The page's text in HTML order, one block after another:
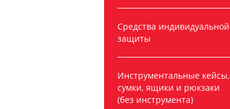
Средства индивидуальной
защиты
Инструментальные кейсы,
сумки, ящики и рюкзаки
(без инструмента)